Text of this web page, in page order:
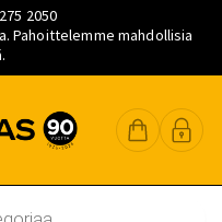
2050
Pahoittelemme mahdollisia